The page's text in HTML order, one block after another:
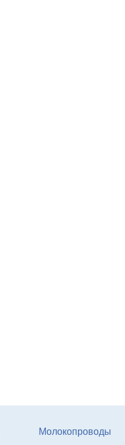
Молокопроводы